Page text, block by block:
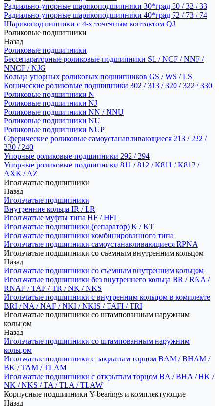
Радиально-упорные шарикоподшипники 30*град 30 / 32 / 33
Радиально-упорные шарикоподшипники 40*град 72 / 73 / 74
Шарикоподшипники с 4-х точечным контактом QJ
Роликовые подшипники
Назад
Роликовые подшипники
Бессепараторные роликовые подшипники SL / NCF / NNF /
NNCF / NJG
Кольца упорных роликовых подшипников GS / WS / LS
Конические роликовые подшипники 302 / 313 / 320 / 322 / 330
Роликовые подшипники N
Роликовые подшипники NJ
Роликовые подшипники NN / NNU
Роликовые подшипники NU
Роликовые подшипники NUP
Сферические роликовые самоустанавливающиеся 213 / 222 /
230 / 240
Упорные роликовые подшипники 292 / 294
Упорные роликовые подшипники 811 / 812 / K811 / K812 /
AXK / AZ
Игольчатые подшипники
Назад
Игольчатые подшипники
Внутренние кольца IR / LR
Игольчатые муфты типа HF / HFL
Игольчатые подшипники (сепаратор) K / KT
Игольчатые подшипники комбинированного типа
Игольчатые подшипники самоустанавливающиеся RPNA
Игольчатые подшипники со съемным внутренним кольцом
Назад
Игольчатые подшипники со съемным внутренним кольцом
Игольчатые подшипники без внутреннего кольца BR / RNA /
RNAF / TAF / TR / NK / NKS
Игольчатые подшипники с внутренним кольцом в комплекте
BRI / NA / NAF / NKI / NKIS / TAFI / TRI
Игольчатые подшипники со штампованным наружним
кольцом
Назад
Игольчатые подшипники со штампованным наружним
кольцом
Игольчатые подшипники с закрытым торцом BAM / BHAM /
BK / TAM / TLAM
Игольчатые подшипники с открытым торцом BA / BHA / HK /
NK / NKS / TA / TLA / TLAW
Корпусные подшипники Y-bearings и комплектующие
Назад